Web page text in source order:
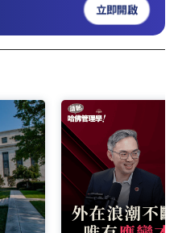
立即開啟